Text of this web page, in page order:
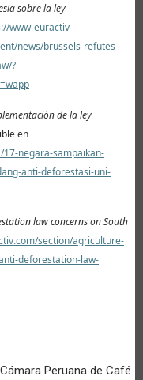
sobre la ley
www-euractiv-
news/brussels-refutes-
?
de la ley
en
negara-sampaikan-
anti-deforestasi-uni-
law concerns on South
section/agriculture-
deforestation-law-
Peruana de Café